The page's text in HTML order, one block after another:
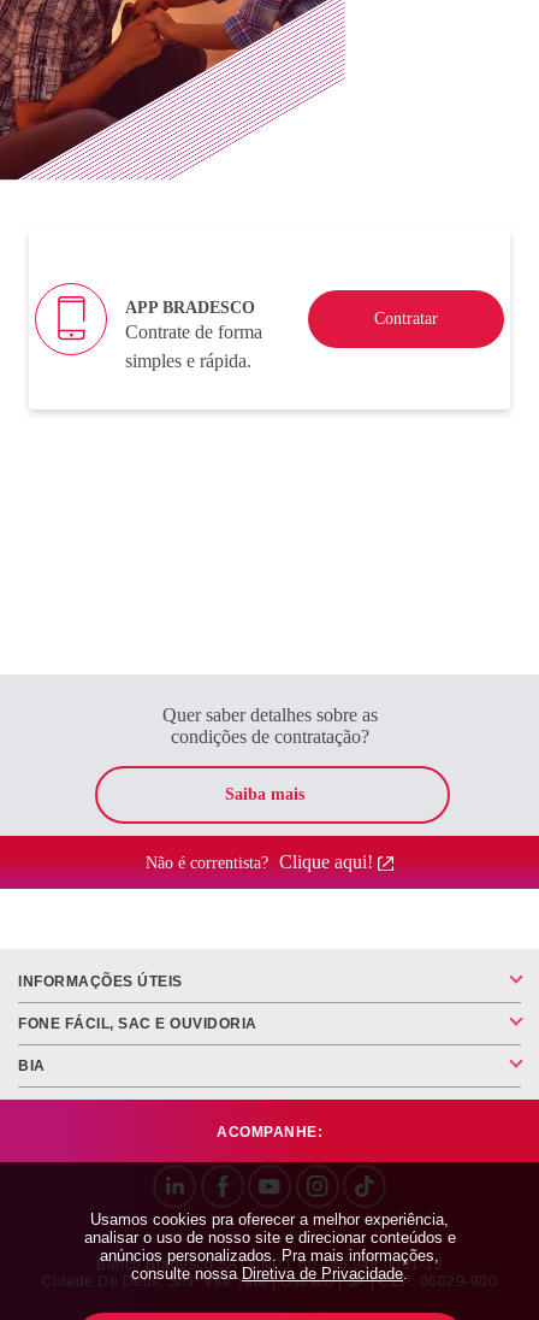
APP BRADESCO
Contrate de forma
simples e rápida.
Contratar
Quer saber detalhes sobre as
condições de contratação?
Saiba mais
Não é correntista? Clique aqui!
Usamos cookies pra oferecer a melhor experiência,
analisar o uso de nosso site e direcionar conteúdos e
anúncios personalizados. Pra mais informações,
consulte nossaDiretiva de Privacidade.
INFORMAÇÕES ÚTEIS
FONE FÁCIL, SAC E OUVIDORIA
BIA
ACOMPANHE:
Banco Bradesco SA | CNPJ: 60.746.948.0001-12
Cidade De Deus, S/nº Vila Yara | Osasco | SP | CEP: 06029-900